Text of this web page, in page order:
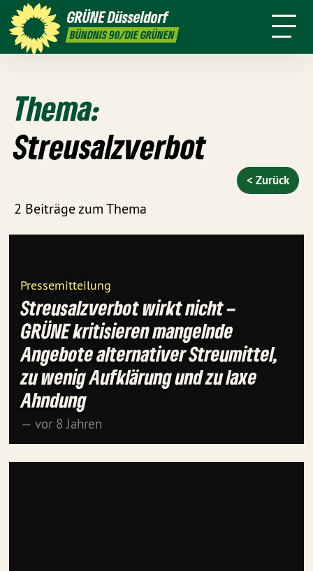
GRÜNEDüsseldorf
BÜNDNIS 90/DIE GRÜNEN
GRÜNFUNK Presse
Stadtbezirke Termine Mitmachen
Thema:
Streusalzverbot
2 Beiträge zum Thema
< Zurück
Pressemitteilung
Streusalzverbot wirkt nicht –
GRÜNE kritisieren mangelnde
Angebote alternativer Streumittel,
zu wenig Aufklärung und zu laxe
Ahndung
— vor 8 Jahren